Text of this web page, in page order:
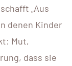
„Aus
denen Kinder
Mut,
dass sie